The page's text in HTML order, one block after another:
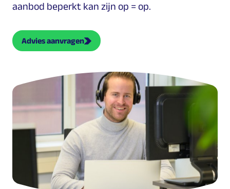
aanbod beperkt kan zijn op = op.
Advies aanvragen